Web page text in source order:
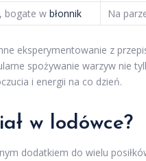
bogate w błonnik Na
eksperymentowanie z
spożywanie warzyw nie
i energii na co dzień.
w lodówce?
dodatkiem do wielu